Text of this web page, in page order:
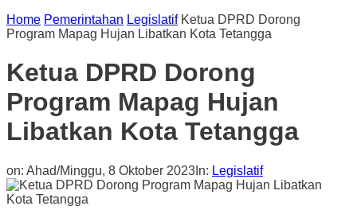
Home Pemerintahan Legislatif Ketua DPRD Dorong
Program Mapag Hujan Libatkan Kota Tetangga
Ketua DPRD Dorong
Program Mapag Hujan
Libatkan Kota Tetangga
on: Ahad/Minggu, 8 Oktober 2023 In: Legislatif